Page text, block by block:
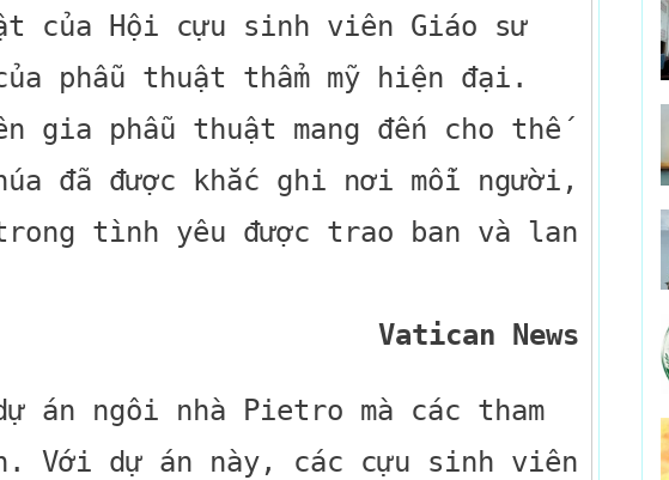
của Hội cựu sinh viên Giáo sư
phẫu thuật thẩm mỹ hiện đại.
gia phẫu thuật mang đến cho thế
đã được khắc ghi nơi mỗi người,
tình yêu được trao ban và lan
Vatican News
án ngôi nhà Pietro mà các tham
Với dự án này, các cựu sinh viên